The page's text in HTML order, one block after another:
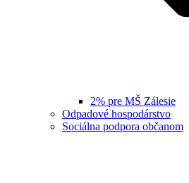
2% pre MŠ Zálesie
Odpadové hospodárstvo
Sociálna podpora občanom